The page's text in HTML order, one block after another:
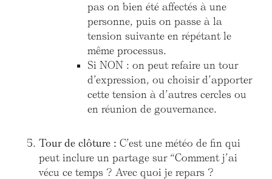
pas on bien été affectés à une
personne, puis on passe à la
tension suivante en répétant le
même processus.
Si NON : on peut refaire un tour
d’expression, ou choisir d’apporter
cette tension à d’autres cercles ou
en réunion de gouvernance.
Tour de clôture : C’est une météo de fin qui
peut inclure un partage sur “Comment j’ai
vécu ce temps ? Avec quoi je repars ?